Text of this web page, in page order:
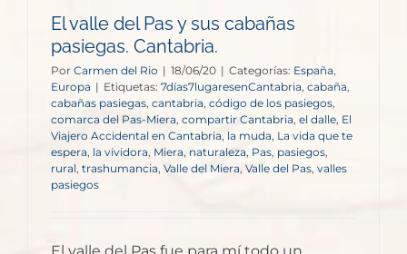
El valle del Pas y sus cabañas
pasiegas. Cantabria.
Por Carmen del Rio | 18/06/20 | Categorías: España
Europa | Etiquetas: 7días7lugaresenCantabria cabaña
cabañas pasiegas, cantabria, código de los pasiegos,
comarca del Pas-Miera compartir Cantabria el dalle El
Viajero Accidental en Cantabria, la muda, La vida que te
espera la vividora Miera, naturaleza, Pas pasiegos,
rural, trashumancia Valle del Miera, Valle del Pas, valles
pasiegos